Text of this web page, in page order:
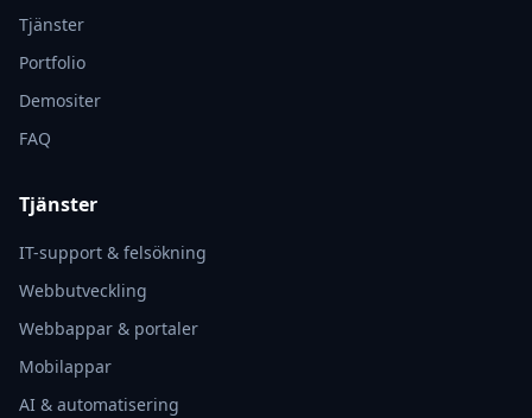
Tjänster
Portfolio
Demositer
FAQ
Tjänster
IT-support & felsökning
Webbutveckling
Webbappar & portaler
Mobilappar
AI & automatisering